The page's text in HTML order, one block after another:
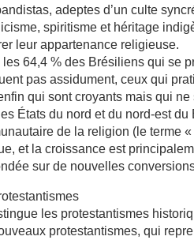
adeptes d’un culte
spiritisme et héritage
leur appartenance religieuse.
les 64,4 % des Brésiliens qui se
pas assidument, ceux qui
qui sont croyants mais qui
États du nord et du nord-est
de la religion (le terme
et la croissance est
sur de nouvelles
les protestantismes
protestantismes, qui